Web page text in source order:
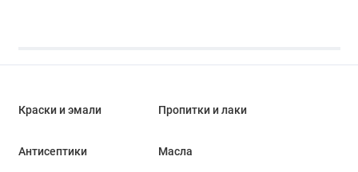
Краски и эмали Пропитки и лаки
Антисептики Масла